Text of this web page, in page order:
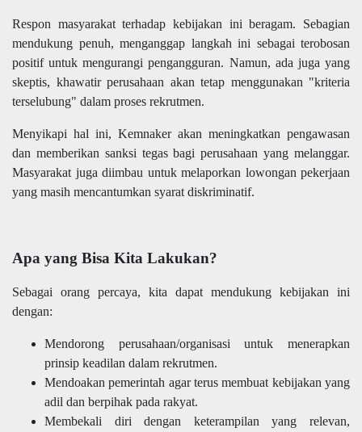
Respon masyarakat terhadap kebijakan ini beragam. Sebagian
mendukung penuh, menganggap langkah ini sebagai terobosan
positif untuk mengurangi pengangguran. Namun, ada juga yang
skeptis, khawatir perusahaan akan tetap menggunakan "kriteria
terselubung" dalam proses rekrutmen.
Menyikapi hal ini, Kemnaker akan meningkatkan pengawasan
dan memberikan sanksi tegas bagi perusahaan yang melanggar.
Masyarakat juga diimbau untuk melaporkan lowongan pekerjaan
yang masih mencantumkan syarat diskriminatif.
Apa yang Bisa Kita Lakukan?
Sebagai orang percaya, kita dapat mendukung kebijakan ini
dengan:
Mendorong perusahaan/organisasi untuk menerapkan
prinsip keadilan dalam rekrutmen.
Mendoakan pemerintah agar terus membuat kebijakan yang
adil dan berpihak pada rakyat.
Membekali diri dengan keterampilan yang relevan,